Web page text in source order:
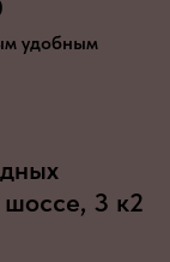
удобным
3 к2